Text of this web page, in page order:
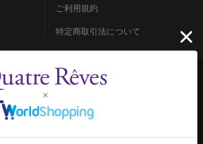
ご利用規約
特定商取引法について